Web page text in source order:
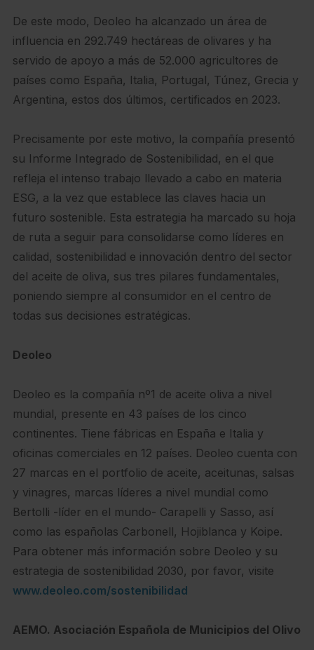
De este modo, Deoleo ha alcanzado un área de
influencia en 292.749 hectáreas de olivares y ha
servido de apoyo a más de 52.000 agricultores de
países como España, Italia, Portugal, Túnez, Grecia y
Argentina, estos dos últimos, certificados en 2023.
Precisamente por este motivo, la compañía presentó
su Informe Integrado de Sostenibilidad, en el que
refleja el intenso trabajo llevado a cabo en materia
ESG, a la vez que establece las claves hacia un
futuro sostenible. Esta estrategia ha marcado su hoja
de ruta a seguir para consolidarse como líderes en
calidad, sostenibilidad e innovación dentro del sector
del aceite de oliva, sus tres pilares fundamentales,
poniendo siempre al consumidor en el centro de
todas sus decisiones estratégicas.
Deoleo
Deoleo es la compañía nº1 de aceite oliva a nivel
mundial, presente en 43 países de los cinco
continentes. Tiene fábricas en España e Italia y
oficinas comerciales en 12 países. Deoleo cuenta con
27 marcas en el portfolio de aceite, aceitunas, salsas
y vinagres, marcas líderes a nivel mundial como
Bertolli -líder en el mundo- Carapelli y Sasso, así
como las españolas Carbonell, Hojiblanca y Koipe.
Para obtener más información sobre Deoleo y su
estrategia de sostenibilidad 2030, por favor, visite
www.deoleo.com/sostenibilidad
AEMO. Asociación Española de Municipios del Olivo